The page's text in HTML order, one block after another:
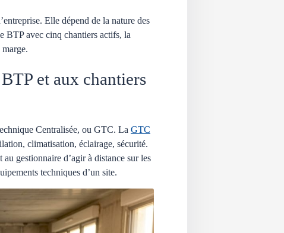
Elle dépend de la nature des
BTP avec cinq chantiers actifs, la
et aux chantiers
Centralisée, ou GTC. La GTC
climatisation, éclairage, sécurité.
gestionnaire d’agir à distance sur les
techniques d’un site.